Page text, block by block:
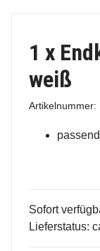
1 x
weiß
Artikelnummer:
Sofort
Lieferstatus: